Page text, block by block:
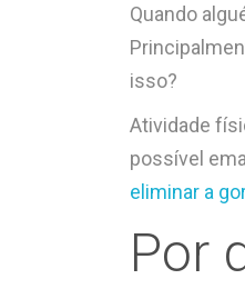
Quando
isso?
Atividade
possível
eliminar a
Por